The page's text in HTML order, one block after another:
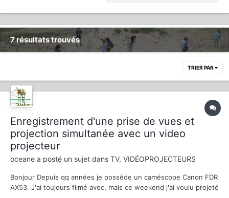
7 résultats trouvés
TRIER PAR
Enregistrement d'une prise de vues et
projection simultanée avec un video
projecteur
oceane a posté un sujet dans TV, VIDÉOPROJECTEURS
Bonjour Depuis qq années je possède un caméscope Canon FDR
AX53. J'ai toujours filmé avec, mais ce weekend j'ai voulu projeté